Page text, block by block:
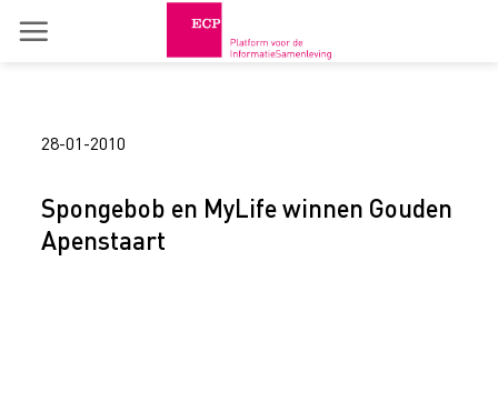
28-01-2010
Spongebob en MyLife winnen Gouden
Apenstaart